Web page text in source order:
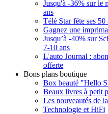
Jusqu'à -36% sur le
ans
Télé Star fête ses
Gagnez une
Jusqu’à -40% sur
7-10 ans
L'auto Journal :
offerte
Bons plans boutique
Box beauté "Hello
Beaux livres à petit
Les nouveautés de
Technologie et HiFi